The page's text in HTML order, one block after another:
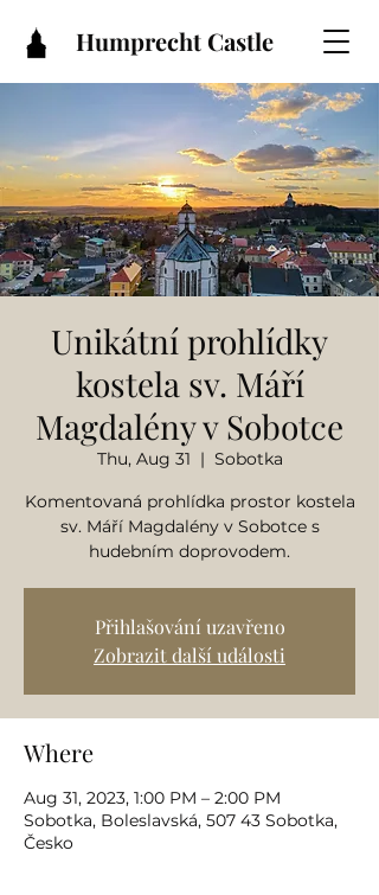
Humprecht Castle
Unikátní prohlídky
kostela sv. Máří
Magdalény v Sobotce
Thu, Aug 31
  |
Sobotka
Komentovaná prohlídka prostor kostela
sv. Máří Magdalény v Sobotce s
hudebním doprovodem.
Přihlašování uzavřeno
Zobrazit další události
Where
Aug 31, 2023, 1:00 PM – 2:00 PM
Sobotka, Boleslavská, 507 43 Sobotka,
Česko